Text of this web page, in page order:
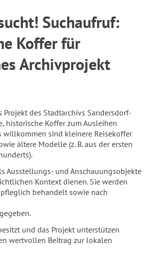
Suchaufruf:
Koffer für
Archivprojekt
des Stadtarchivs Sandersdorf-
historische Koffer zum Ausleihen
willkommen sind kleinere Reisekoffer
ältere Modelle (z. B. aus der ersten
Ausstellungs- und Anschauungsobjekte
Kontext dienen. Sie werden
behandelt sowie nach
und das Projekt unterstützen
wertvollen Beitrag zur lokalen